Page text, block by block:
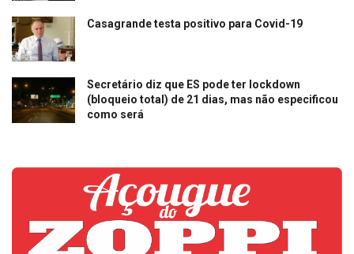
Casagrande testa positivo para Covid-19
Secretário diz que ES pode ter lockdown
(bloqueio total) de 21 dias, mas não especificou
como será